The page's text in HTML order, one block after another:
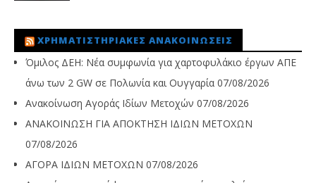
ΧΡΗΜΑΤΙΣΤΗΡΙΑΚΈΣ ΑΝΑΚΟΙΝΏΣΕΙΣ
Όμιλος ΔΕΗ: Νέα συμφωνία για χαρτοφυλάκιο έργων ΑΠΕ
άνω των 2 GW σε Πολωνία και Ουγγαρία 07/08/2026
Ανακοίνωση Αγοράς Ιδίων Μετοχών 07/08/2026
ΑΝΑΚΟΙΝΩΣΗ ΓΙΑ ΑΠΟΚΤΗΣΗ ΙΔΙΩΝ ΜΕΤΟΧΩΝ
07/08/2026
ΑΓΟΡΑ ΙΔΙΩΝ ΜΕΤΟΧΩΝ 07/08/2026